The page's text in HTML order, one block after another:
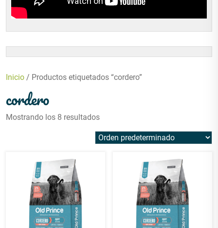
Inicio / Productos etiquetados “cordero”
cordero
Mostrando los 8 resultados